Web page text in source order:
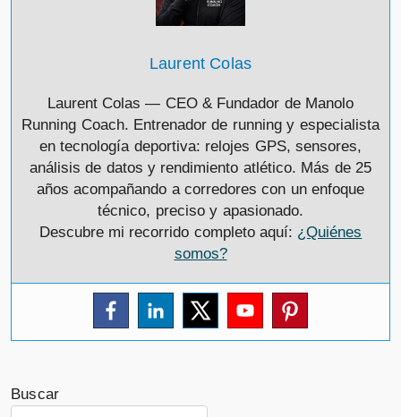
Laurent Colas
Laurent Colas — CEO & Fundador de Manolo
Running Coach. Entrenador de running y especialista
en tecnología deportiva: relojes GPS, sensores,
análisis de datos y rendimiento atlético. Más de 25
años acompañando a corredores con un enfoque
técnico, preciso y apasionado.
Descubre mi recorrido completo aquí: ¿Quiénes
somos?
Buscar